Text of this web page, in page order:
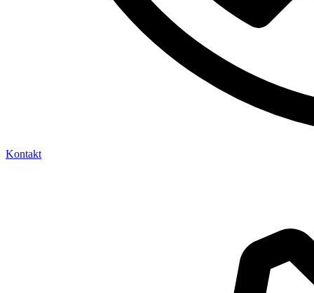
Kontakt